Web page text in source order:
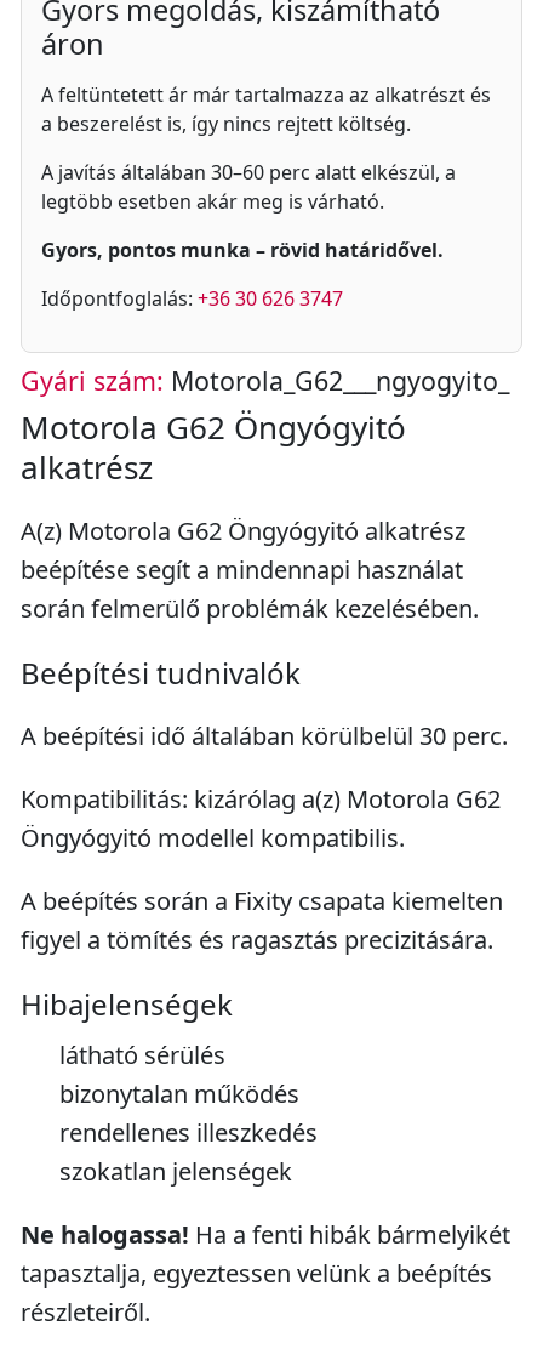
Gyors megoldás, kiszámítható
áron
A feltüntetett ár már tartalmazza az alkatrészt és
a beszerelést is, így nincs rejtett költség.
A javítás általában 30–60 perc alatt elkészül, a
legtöbb esetben akár meg is várható.
Gyors, pontos munka – rövid határidővel.
Időpontfoglalás: +36 30 626 3747
Gyári szám: Motorola_G62___ngyogyito_
Motorola G62 Öngyógyitó
alkatrész
A(z) Motorola G62 Öngyógyitó alkatrész
beépítése segít a mindennapi használat
során felmerülő problémák kezelésében.
Beépítési tudnivalók
A beépítési idő általában körülbelül 30 perc.
Kompatibilitás: kizárólag a(z) Motorola G62
Öngyógyitó modellel kompatibilis.
A beépítés során a Fixity csapata kiemelten
figyel a tömítés és ragasztás precizitására.
Hibajelenségek
látható sérülés
bizonytalan működés
rendellenes illeszkedés
szokatlan jelenségek
Ne halogassa! Ha a fenti hibák bármelyikét
tapasztalja, egyeztessen velünk a beépítés
részleteiről.